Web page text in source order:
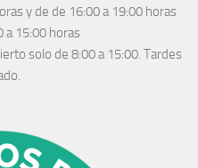
y de de 16:00 a 19:00 horas
a 15:00 horas
solo de 8:00 a 15:00. Tardes